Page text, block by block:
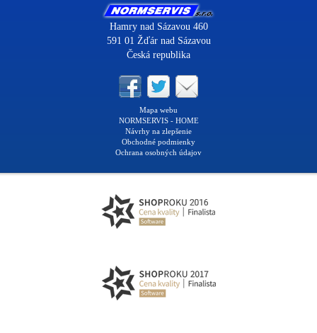
Hamry nad Sázavou 460
591 01 Žďár nad Sázavou
Česká republika
Mapa webu
NORMSERVIS - HOME
Návrhy na zlepšenie
Obchodné podmienky
Ochrana osobných údajov